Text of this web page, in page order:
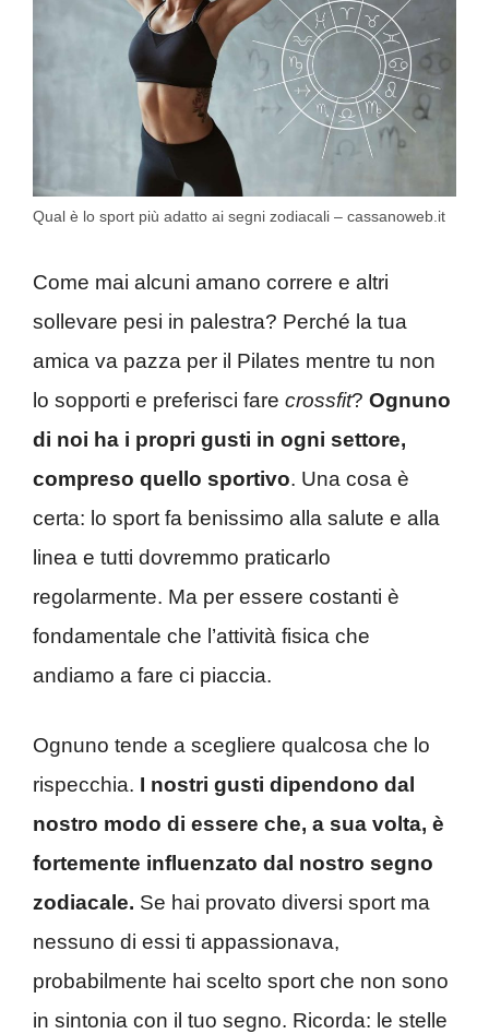
Qual è lo sport più adatto ai segni zodiacali – cassanoweb.it
Come mai alcuni amano correre e altri
sollevare pesi in palestra? Perché la tua
amica va pazza per il Pilates mentre tu non
lo sopporti e preferisci fare crossfit? Ognuno
di noi ha i propri gusti in ogni settore,
compreso quello sportivo. Una cosa è
certa: lo sport fa benissimo alla salute e alla
linea e tutti dovremmo praticarlo
regolarmente. Ma per essere costanti è
fondamentale che l’attività fisica che
andiamo a fare ci piaccia.
Ognuno tende a scegliere qualcosa che lo
rispecchia. I nostri gusti dipendono dal
nostro modo di essere che, a sua volta, è
fortemente influenzato dal nostro segno
zodiacale. Se hai provato diversi sport ma
nessuno di essi ti appassionava,
probabilmente hai scelto sport che non sono
in sintonia con il tuo segno. Ricorda: le stelle